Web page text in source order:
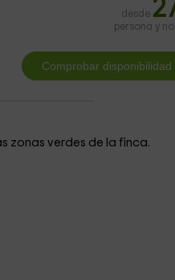
desde
persona y
zonas verdes de la finca.